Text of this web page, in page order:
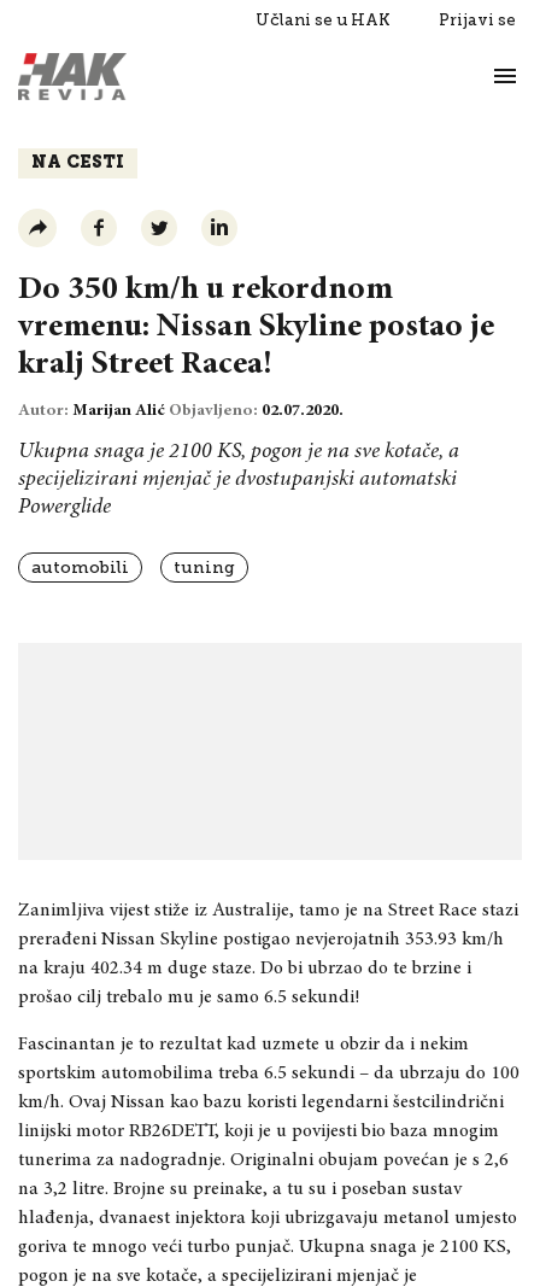
Učlani se u HAK Prijavi se
Razgovori
NA CESTI
Do 350 km/h u rekordnom
vremenu: Nissan Skyline postao je
kralj Street Racea!
Autor: Marijan Alić Objavljeno: 02.07.2020.
Ukupna snaga je 2100 KS, pogon je na sve kotače, a
specijelizirani mjenjač je dvostupanjski automatski
Powerglide
automobili tuning
Zanimljiva vijest stiže iz Australije, tamo je na Street Race stazi
prerađeni Nissan Skyline postigao nevjerojatnih 353.93 km/h
na kraju 402.34 m duge staze. Do bi ubrzao do te brzine i
prošao cilj trebalo mu je samo 6.5 sekundi!
Fascinantan je to rezultat kad uzmete u obzir da i nekim
sportskim automobilima treba 6.5 sekundi – da ubrzaju do 100
km/h. Ovaj Nissan kao bazu koristi legendarni šestcilindrični
linijski motor RB26DETT, koji je u povijesti bio baza mnogim
tunerima za nadogradnje. Originalni obujam povećan je s 2,6
na 3,2 litre. Brojne su preinake, a tu su i poseban sustav
hlađenja, dvanaest injektora koji ubrizgavaju metanol umjesto
goriva te mnogo veći turbo punjač. Ukupna snaga je 2100 KS,
pogon je na sve kotače, a specijelizirani mjenjač je